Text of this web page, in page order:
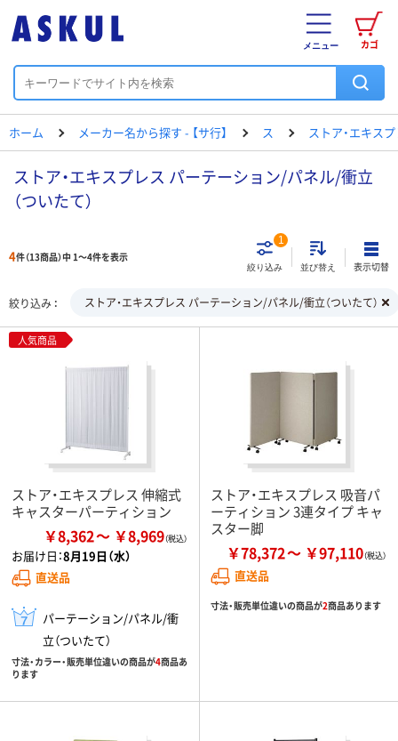
カゴ
メニュー
ホーム メーカー名から探す - 【サ行】 ス ストア・エキス
ストア・エキスプレス パーテーション/パネル/衝立
（ついたて）
4件（13商品）中 1～4件を表示
絞り込み
1
並び替え 表示切替
絞り込み ストア・エキスプレス パーテーション/パネル/衝立（ついたて）
人気商品
ストア・エキスプレス 伸縮式
キャスターパーティション
￥8,362 ￥8,969
お届け日：8月19日（水）
直送品
パーテーション/パネル/衝
立（ついたて）
寸法・カラー・販売単位違いの商品が4商品あ
ります
ストア・エキスプレス 吸音パ
ーティション 3連タイプ キャ
スター脚
￥78,372 ￥97,110
直送品
寸法・販売単位違いの商品が2商品あります